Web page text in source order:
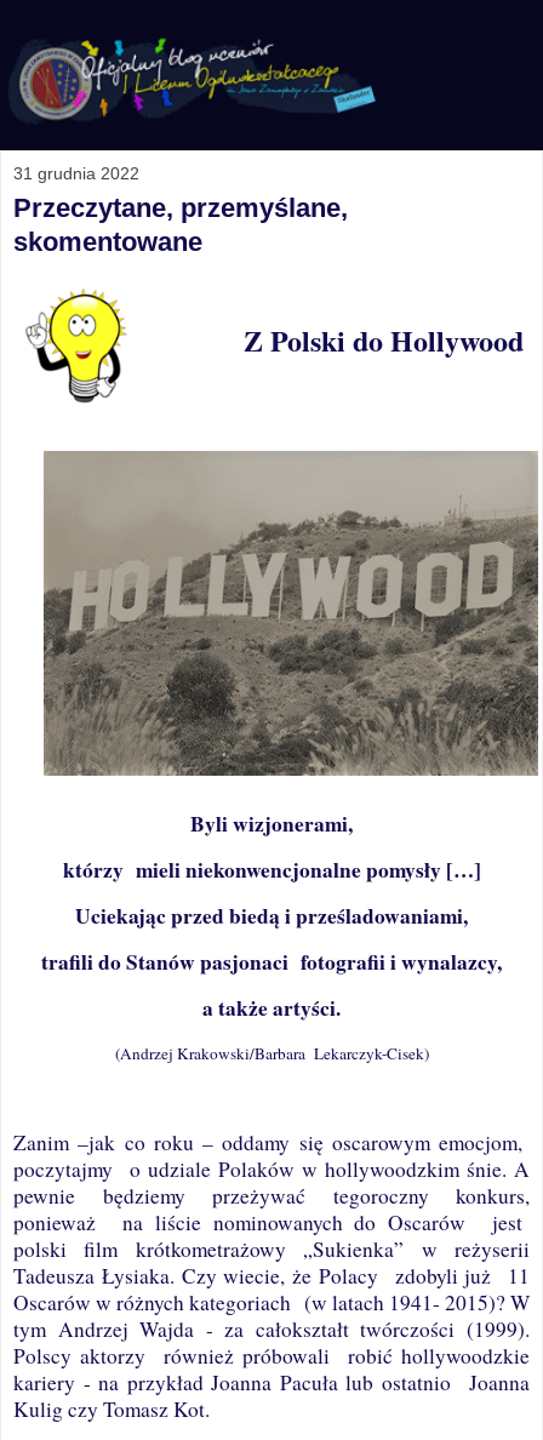
31 grudnia 2022
Przeczytane, przemyślane,
skomentowane
Z Polski do Hollywood
Byli wizjonerami,
którzy mieli niekonwencjonalne pomysły […]
Uciekając przed biedą i prześladowaniami,
trafili do Stanów pasjonaci fotografii i wynalazcy,
a także artyści.
(Andrzej Krakowski/Barbara Lekarczyk-Cisek)
Zanim –jak co roku – oddamy się oscarowym emocjom,
poczytajmy
o udziale Polaków w hollywoodzkim śnie. A
pewnie będziemy przeżywać tegoroczny konkurs,
ponieważ
na liście nominowanych do Oscarów
jest
polski film krótkometrażowy „Sukienka” w reżyserii
Tadeusza Łysiaka. Czy wiecie, że Polacy
zdobyli już
11
Oscarów w różnych kategoriach (w latach 1941- 2015)? W
tym Andrzej Wajda - za całokształt twórczości (1999).
Polscy aktorzy
również próbowali
robić hollywoodzkie
kariery - na przykład Joanna Pacuła lub ostatnio
Joanna
Kulig czy Tomasz Kot.